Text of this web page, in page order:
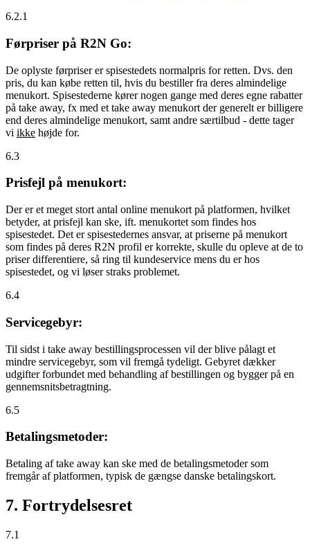
6.2.1
Førpriser på R2N Go:
De oplyste førpriser er spisestedets normalpris for retten. Dvs. den
pris, du kan købe retten til, hvis du bestiller fra deres almindelige
menukort. Spisestederne kører nogen gange med deres egne rabatter
på take away, fx med et take away menukort der generelt er billigere
end deres almindelige menukort, samt andre særtilbud - dette tager
vi ikke højde for.
6.3
Prisfejl på menukort:
Der er et meget stort antal online menukort på platformen, hvilket
betyder, at prisfejl kan ske, ift. menukortet som findes hos
spisestedet. Det er spisestedernes ansvar, at priserne på menukort
som findes på deres R2N profil er korrekte, skulle du opleve at de to
priser differentiere, så ring til kundeservice mens du er hos
spisestedet, og vi løser straks problemet.
6.4
Servicegebyr:
Til sidst i take away bestillingsprocessen vil der blive pålagt et
mindre servicegebyr, som vil fremgå tydeligt. Gebyret dækker
udgifter forbundet med behandling af bestillingen og bygger på en
gennemsnitsbetragtning.
6.5
Betalingsmetoder:
Betaling af take away kan ske med de betalingsmetoder som
fremgår af platformen, typisk de gængse danske betalingskort.
7. Fortrydelsesret
7.1